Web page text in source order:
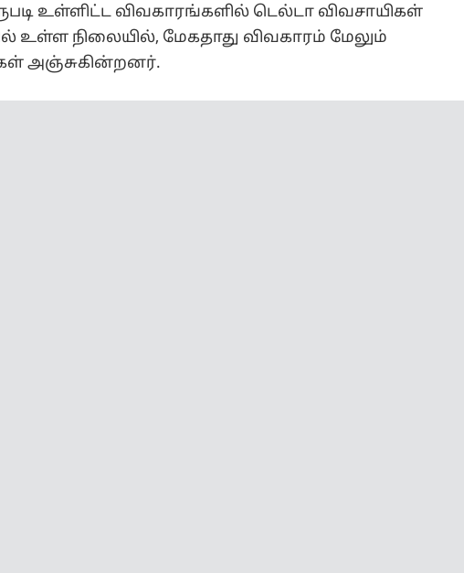
உள்ளிட்ட விவகாரங்களில் டெல்டா விவசாயிகள்
உள்ள நிலையில், மேகதாது விவகாரம் மேலும்
அஞ்சுகின்றனர்.